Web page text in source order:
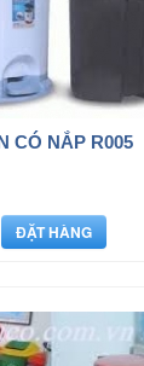
CÓ NẮP R005